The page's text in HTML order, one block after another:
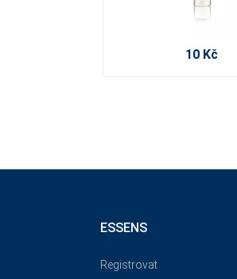
10 Kč
ESSENS
Registrovat